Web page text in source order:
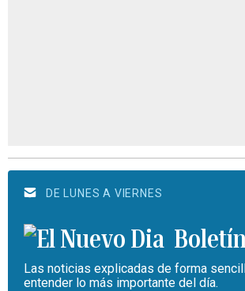
DE LUNES A VIERNES
Las noticias explicadas de forma
entender lo más importante del día.